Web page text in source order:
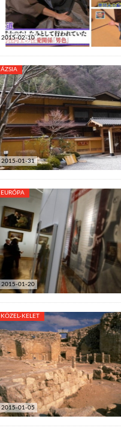
2015-02-10
2015-01-31
ÁZSIA
2015-01-20
EURÓPA
2015-01-05
KÖZEL-KELET